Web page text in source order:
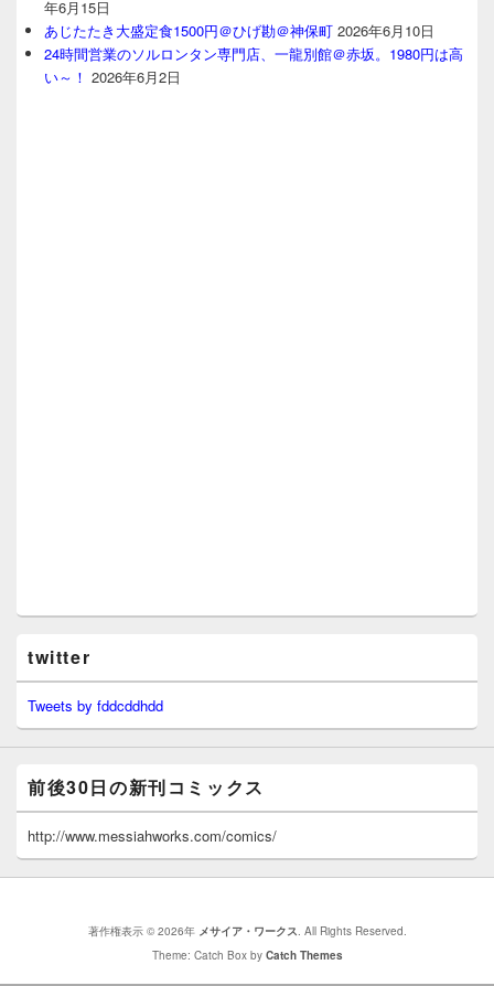
年6月15日
あじたたき大盛定食1500円＠ひげ勘＠神保町 2026年6月10日
24時間営業のソルロンタン専門店、一龍別館＠赤坂。1980円は高
い～！ 2026年6月2日
twitter
Tweets by fddcddhdd
前後30日の新刊コミックス
http://www.messiahworks.com/comics/
著作権表示 © 2026年 メサイア・ワークス. All Rights Reserved.
Theme: Catch Box by Catch Themes